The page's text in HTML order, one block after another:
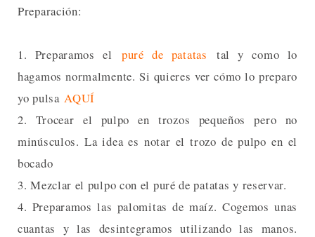
Preparación:
1. Preparamos el puré de patatas tal y como lo
hagamos normalmente. Si quieres ver cómo lo preparo
yo pulsaAQUÍ
2. Trocear el pulpo en trozos pequeños pero no
minúsculos. La idea es notar el trozo de pulpo en el
bocado
3. Mezclar el pulpo con el puré de patatas y reservar.
4. Preparamos las palomitas de maíz. Cogemos unas
cuantas y las desintegramos utilizando las manos.